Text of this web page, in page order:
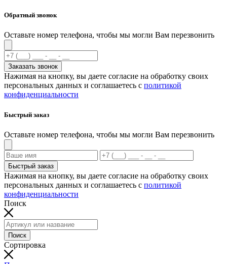
Обратный звонок
Оставьте номер телефона, чтобы мы могли Вам перезвонить
Заказать звонок
Нажимая на кнопку, вы даете согласие на обработку своих
персональных данных и соглашаетесь с политикой
конфиденциальности
Быстрый заказ
Оставьте номер телефона, чтобы мы могли Вам перезвонить
Быстрый заказ
Нажимая на кнопку, вы даете согласие на обработку своих
персональных данных и соглашаетесь с политикой
конфиденциальности
Поиск
Поиск
Сортировка